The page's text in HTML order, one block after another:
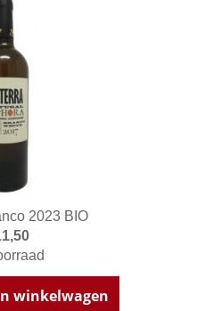
2023 BIO
winkelwagen